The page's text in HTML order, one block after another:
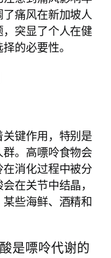
痛风在新加坡人
突显了个人在健
的必要性。
键作用，特别是
。高嘌呤食物会
消化过程中被分
在关节中结晶，
些海鲜、酒精和
是嘌呤代谢的